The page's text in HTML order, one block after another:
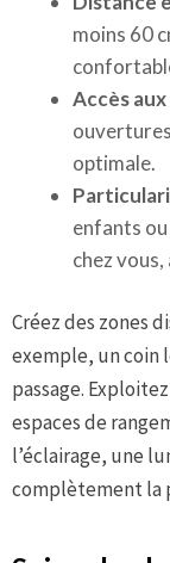
moins 60
Accès
optimale.
enfants
chez
Créez des zones
exemple, un coin
passage.
espaces de
l’éclairage, une
complètement la